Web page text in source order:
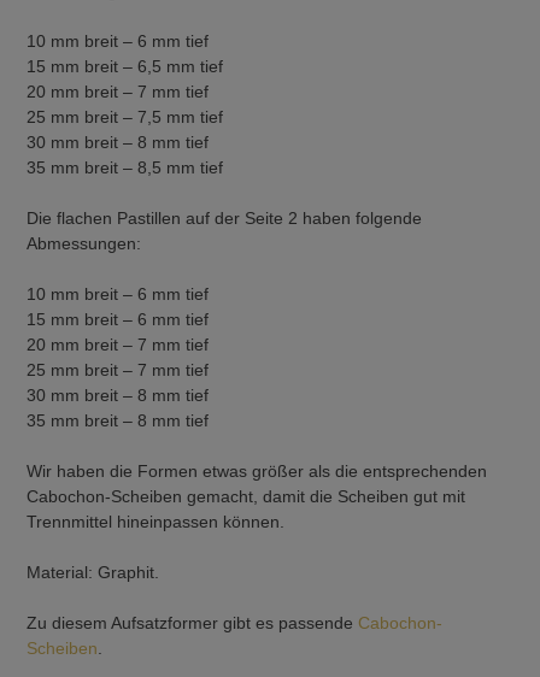
10 mm breit – 6 mm tief
15 mm breit – 6,5 mm tief
20 mm breit – 7 mm tief
25 mm breit – 7,5 mm tief
30 mm breit – 8 mm tief
35 mm breit – 8,5 mm tief
Die flachen Pastillen auf der Seite 2 haben folgende
Abmessungen:
10 mm breit – 6 mm tief
15 mm breit – 6 mm tief
20 mm breit – 7 mm tief
25 mm breit – 7 mm tief
30 mm breit – 8 mm tief
35 mm breit – 8 mm tief
Wir haben die Formen etwas größer als die entsprechenden
Cabochon-Scheiben gemacht, damit die Scheiben gut mit
Trennmittel hineinpassen können.
Material: Graphit.
Zu diesem Aufsatzformer gibt es passende Cabochon-
Scheiben